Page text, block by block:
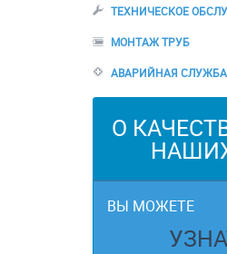
ТЕХНИЧЕСКОЕ
МОНТАЖ ТРУБ
АВАРИЙНАЯ СЛУЖБА
О
ВЫ МОЖЕТЕ